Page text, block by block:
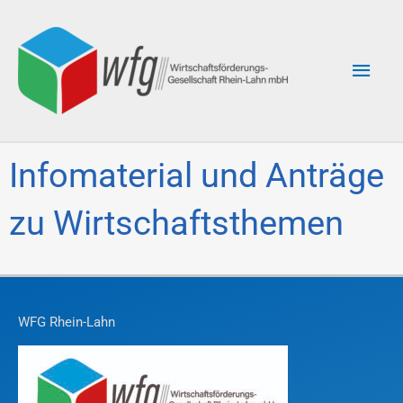
springen
Infomaterial und Anträge
zu Wirtschaftsthemen
WFG Rhein-Lahn